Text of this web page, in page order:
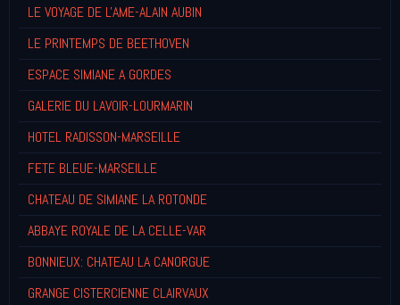
LE VOYAGE DE L'AME-ALAIN AUBIN
LE PRINTEMPS DE BEETHOVEN
ESPACE SIMIANE A GORDES
GALERIE DU LAVOIR-LOURMARIN
HOTEL RADISSON-MARSEILLE
FETE BLEUE-MARSEILLE
CHATEAU DE SIMIANE LA ROTONDE
ABBAYE ROYALE DE LA CELLE-VAR
BONNIEUX: CHATEAU LA CANORGUE
GRANGE CISTERCIENNE CLAIRVAUX